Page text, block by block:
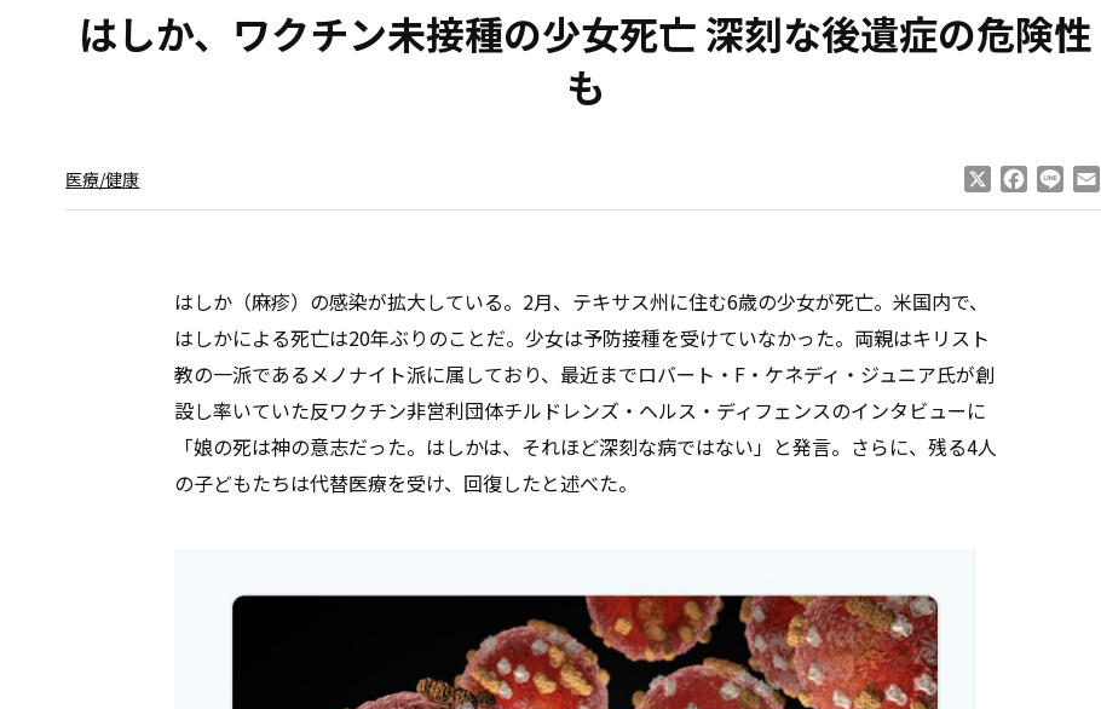
はしか、ワクチン未接種の少女死亡 深刻な後遺症の危険性
も
医療/健康 Facebook
Line
はしか（麻疹）の感染が拡大している。2月、テキサス州に住む6歳の少女が死亡。米国内で、
はしかによる死亡は20年ぶりのことだ。少女は予防接種を受けていなかった。両親はキリスト
教の一派であるメノナイト派に属しており、最近までロバート・F・ケネディ・ジュニア氏が創
設し率いていた反ワクチン非営利団体チルドレンズ・ヘルス・ディフェンスのインタビューに
「娘の死は神の意志だった。はしかは、それほど深刻な病ではない」と発言。さらに、残る4人
の子どもたちは代替医療を受け、回復したと述べた。